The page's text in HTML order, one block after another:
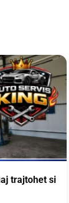
trajtohet si